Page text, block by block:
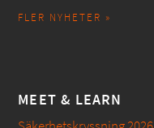
FLER NYHETER »
MEET & LEARN